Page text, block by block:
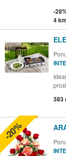
-
4 km
383
-20%